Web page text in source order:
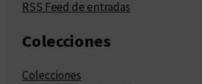
RSS Feed de entradas
Colecciones
Colecciones